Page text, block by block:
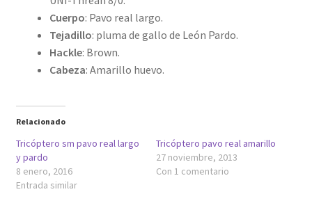
Cuerpo: Pavo real largo.
Tejadillo: pluma de gallo de León Pardo.
Hackle: Brown.
Cabeza: Amarillo huevo.
Relacionado
Tricóptero sm pavo real largo
y pardo
8 enero, 2016
Entrada similar
Tricóptero pavo real amarillo
27 noviembre, 2013
Con 1 comentario